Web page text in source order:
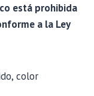
está prohibida
a la Ley
color